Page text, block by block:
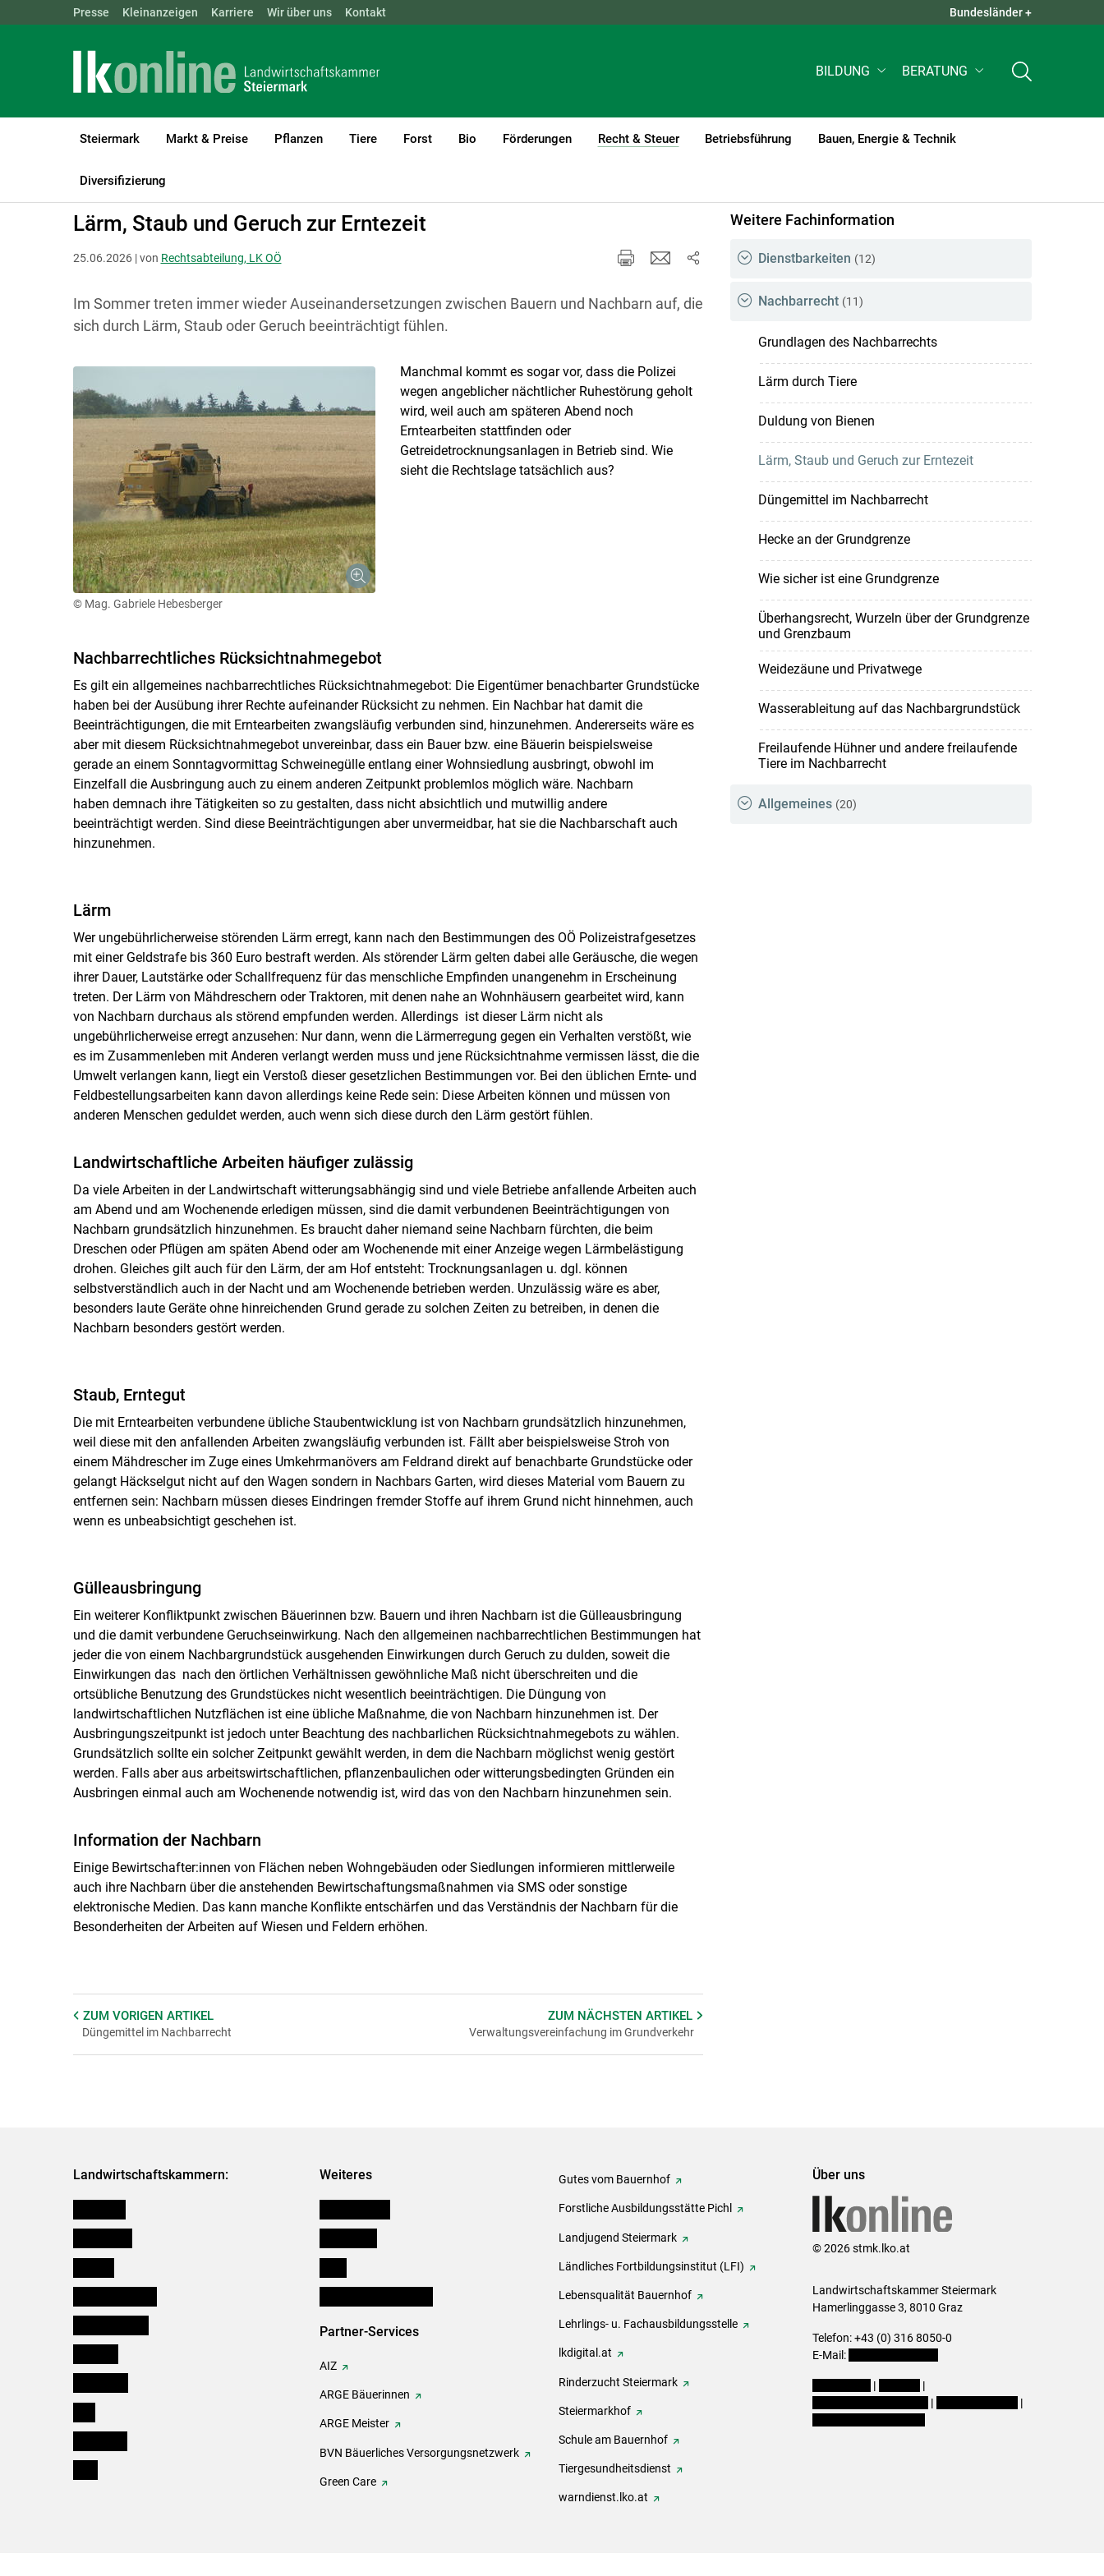
Skip to main content
Landwirtschaftskammern: ÖSTERREICH BGLD KTN NÖ QUICK LINKS +
Presse Kleinanzeigen Karriere Wir über uns Kontakt Bundesländer +
BILDUNG BERATUNG
Steiermark Markt & Preise Pflanzen Tiere Forst Bio Förderungen Recht & Steuer
(current)1
Betriebsführung Bauen, Energie & Technik
Diversifizierung
LK Steiermark Recht & Steuer
Lärm, Staub und Geruch zur Erntezeit
25.06.2026 | von Rechtsabteilung, LK OÖ
Im Sommer treten immer wieder Auseinandersetzungen zwischen Bauern und Nachbarn auf, die
sich durch Lärm, Staub oder Geruch beeinträchtigt fühlen.
© Mag. Gabriele Hebesberger
Manchmal kommt es sogar vor, dass die Polizei
wegen angeblicher nächtlicher Ruhestörung geholt
wird, weil auch am späteren Abend noch
Erntearbeiten stattfinden oder
Getreidetrocknungsanlagen in Betrieb sind. Wie
sieht die Rechtslage tatsächlich aus?
Nachbarrechtliches Rücksichtnahmegebot
Es gilt ein allgemeines nachbarrechtliches Rücksichtnahmegebot: Die Eigentümer benachbarter Grundstücke
haben bei der Ausübung ihrer Rechte aufeinander Rücksicht zu nehmen. Ein Nachbar hat damit die
Beeinträchtigungen, die mit Erntearbeiten zwangsläufig verbunden sind, hinzunehmen. Andererseits wäre es
aber mit diesem Rücksichtnahmegebot unvereinbar, dass ein Bauer bzw. eine Bäuerin beispielsweise
gerade an einem Sonntagvormittag Schweinegülle entlang einer Wohnsiedlung ausbringt, obwohl im
Einzelfall die Ausbringung auch zu einem anderen Zeitpunkt problemlos möglich wäre. Nachbarn
haben demnach ihre Tätigkeiten so zu gestalten, dass nicht absichtlich und mutwillig andere
beeinträchtigt werden. Sind diese Beeinträchtigungen aber unvermeidbar, hat sie die Nachbarschaft auch
hinzunehmen.
Lärm
Wer ungebührlicherweise störenden Lärm erregt, kann nach den Bestimmungen des OÖ Polizeistrafgesetzes
mit einer Geldstrafe bis 360 Euro bestraft werden. Als störender Lärm gelten dabei alle Geräusche, die wegen
ihrer Dauer, Lautstärke oder Schallfrequenz für das menschliche Empfinden unangenehm in Erscheinung
treten. Der Lärm von Mähdreschern oder Traktoren, mit denen nahe an Wohnhäusern gearbeitet wird, kann
von Nachbarn durchaus als störend empfunden werden. Allerdings ist dieser Lärm nicht als
ungebührlicherweise erregt anzusehen: Nur dann, wenn die Lärmerregung gegen ein Verhalten verstößt, wie
es im Zusammenleben mit Anderen verlangt werden muss und jene Rücksichtnahme vermissen lässt, die die
Umwelt verlangen kann, liegt ein Verstoß dieser gesetzlichen Bestimmungen vor. Bei den üblichen Ernte- und
Feldbestellungsarbeiten kann davon allerdings keine Rede sein: Diese Arbeiten können und müssen von
anderen Menschen geduldet werden, auch wenn sich diese durch den Lärm gestört fühlen.
Landwirtschaftliche Arbeiten häufiger zulässig
Da viele Arbeiten in der Landwirtschaft witterungsabhängig sind und viele Betriebe anfallende Arbeiten auch
am Abend und am Wochenende erledigen müssen, sind die damit verbundenen Beeinträchtigungen von
Nachbarn grundsätzlich hinzunehmen. Es braucht daher niemand seine Nachbarn fürchten, die beim
Dreschen oder Pflügen am späten Abend oder am Wochenende mit einer Anzeige wegen Lärmbelästigung
drohen. Gleiches gilt auch für den Lärm, der am Hof entsteht: Trocknungsanlagen u. dgl. können
selbstverständlich auch in der Nacht und am Wochenende betrieben werden. Unzulässig wäre es aber,
besonders laute Geräte ohne hinreichenden Grund gerade zu solchen Zeiten zu betreiben, in denen die
Nachbarn besonders gestört werden.
Staub, Erntegut
Die mit Erntearbeiten verbundene übliche Staubentwicklung ist von Nachbarn grundsätzlich hinzunehmen,
weil diese mit den anfallenden Arbeiten zwangsläufig verbunden ist. Fällt aber beispielsweise Stroh von
einem Mähdrescher im Zuge eines Umkehrmanövers am Feldrand direkt auf benachbarte Grundstücke oder
gelangt Häckselgut nicht auf den Wagen sondern in Nachbars Garten, wird dieses Material vom Bauern zu
entfernen sein: Nachbarn müssen dieses Eindringen fremder Stoffe auf ihrem Grund nicht hinnehmen, auch
wenn es unbeabsichtigt geschehen ist.
Gülleausbringung
Ein weiterer Konfliktpunkt zwischen Bäuerinnen bzw. Bauern und ihren Nachbarn ist die Gülleausbringung
und die damit verbundene Geruchseinwirkung. Nach den allgemeinen nachbarrechtlichen Bestimmungen hat
jeder die von einem Nachbargrundstück ausgehenden Einwirkungen durch Geruch zu dulden, soweit die
Einwirkungen das nach den örtlichen Verhältnissen gewöhnliche Maß nicht überschreiten und die
ortsübliche Benutzung des Grundstückes nicht wesentlich beeinträchtigen. Die Düngung von
landwirtschaftlichen Nutzflächen ist eine übliche Maßnahme, die von Nachbarn hinzunehmen ist. Der
Ausbringungszeitpunkt ist jedoch unter Beachtung des nachbarlichen Rücksichtnahmegebots zu wählen.
Grundsätzlich sollte ein solcher Zeitpunkt gewählt werden, in dem die Nachbarn möglichst wenig gestört
werden. Falls aber aus arbeitswirtschaftlichen, pflanzenbaulichen oder witterungsbedingten Gründen ein
Ausbringen einmal auch am Wochenende notwendig ist, wird das von den Nachbarn hinzunehmen sein.
Information der Nachbarn
Einige Bewirtschafter:innen von Flächen neben Wohngebäuden oder Siedlungen informieren mittlerweile
auch ihre Nachbarn über die anstehenden Bewirtschaftungsmaßnahmen via SMS oder sonstige
elektronische Medien. Das kann manche Konflikte entschärfen und das Verständnis der Nachbarn für die
Besonderheiten der Arbeiten auf Wiesen und Feldern erhöhen.
ZUM VORIGEN ARTIKEL
Düngemittel im Nachbarrecht
ZUM NÄCHSTENARTIKEL
Verwaltungsvereinfachung im Grundverkehr
Weitere Fachinformation
Dienstbarkeiten (12)
Nachbarrecht (11)
Grundlagen des Nachbarrechts
Lärm durch Tiere
Duldung von Bienen
Lärm, Staub und Geruch zur Erntezeit
Düngemittel im Nachbarrecht
Hecke an der Grundgrenze
Wie sicher ist eine Grundgrenze
Überhangsrecht, Wurzeln über der Grundgrenze
und Grenzbaum
Weidezäune und Privatwege
Wasserableitung auf das Nachbargrundstück
Freilaufende Hühner und andere freilaufende
Tiere im Nachbarrecht
Allgemeines (20)
Landwirtschaftskammern: Weiteres
Partner-Services
AIZ
ARGE Bäuerinnen
ARGE Meister
BVN Bäuerliches Versorgungsnetzwerk
Green Care
Gutes vom Bauernhof
Forstliche Ausbildungsstätte Pichl
Landjugend Steiermark
Ländliches Fortbildungsinstitut (LFI)
Lebensqualität Bauernhof
Lehrlings- u. Fachausbildungsstelle
lkdigital.at
Rinderzucht Steiermark
Steiermarkhof
Schule am Bauernhof
Tiergesundheitsdienst
warndienst.lko.at
Über uns
© 2026 stmk.lko.at
Landwirtschaftskammer Steiermark
Hamerlinggasse 3, 8010 Graz
Telefon: +43 (0) 316 8050-0
E-Mail:
|
|
|
|